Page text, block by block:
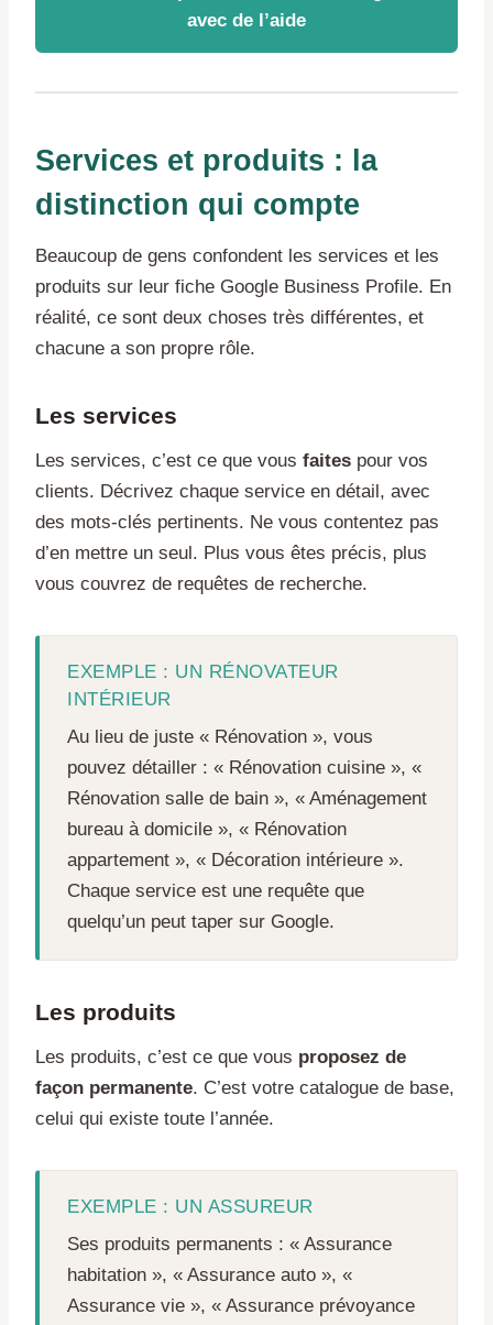
avec de l’aide
Services et produits : la
distinction qui compte
Beaucoup de gens confondent les services et les
produits sur leur fiche Google Business Profile. En
réalité, ce sont deux choses très différentes, et
chacune a son propre rôle.
Les services
Les services, c’est ce que vous faites pour vos
clients. Décrivez chaque service en détail, avec
des mots-clés pertinents. Ne vous contentez pas
d’en mettre un seul. Plus vous êtes précis, plus
vous couvrez de requêtes de recherche.
EXEMPLE : UN RÉNOVATEUR
INTÉRIEUR
Au lieu de juste « Rénovation », vous
pouvez détailler : « Rénovation cuisine », «
Rénovation salle de bain », « Aménagement
bureau à domicile », « Rénovation
appartement », « Décoration intérieure ».
Chaque service est une requête que
quelqu’un peut taper sur Google.
Les produits
Les produits, c’est ce que vous proposez de
façon permanente. C’est votre catalogue de base,
celui qui existe toute l’année.
EXEMPLE : UN ASSUREUR
Ses produits permanents : « Assurance
habitation », « Assurance auto », «
Assurance vie », « Assurance prévoyance